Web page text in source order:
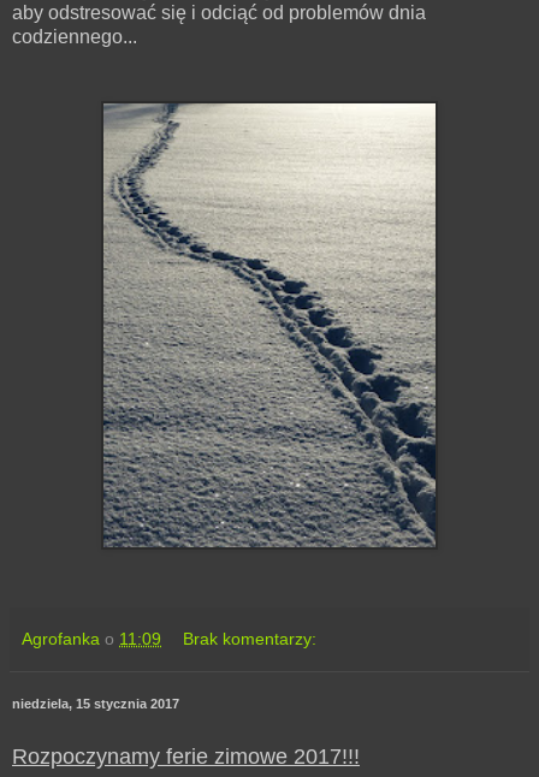
aby odstresować się i odciąć od problemów dnia
codziennego...
Agrofanka o 11:09 Brak komentarzy:
niedziela, 15 stycznia 2017
Rozpoczynamy ferie zimowe 2017!!!